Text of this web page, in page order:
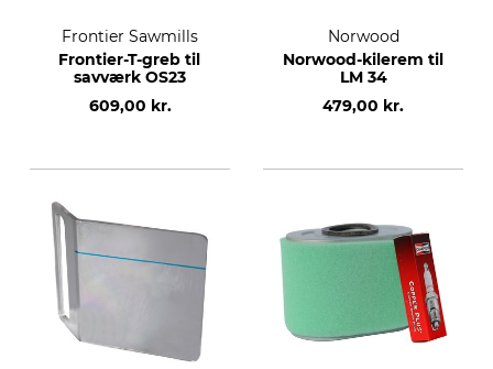
Frontier Sawmills
Frontier-T-greb til
savværk OS23
609,00 kr.
Norwood
Norwood-kilerem til
LM 34
479,00 kr.